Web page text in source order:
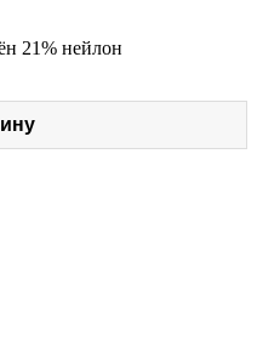
21% нейлон